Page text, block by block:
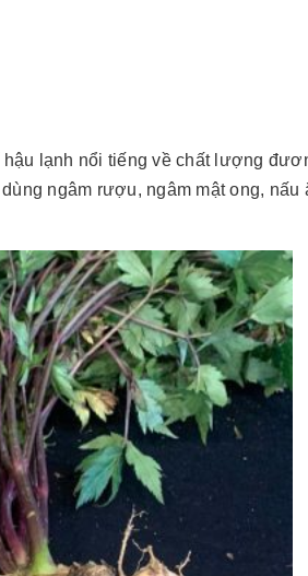
lạnh nổi tiếng về chất lượng
ngâm rượu, ngâm mật ong,